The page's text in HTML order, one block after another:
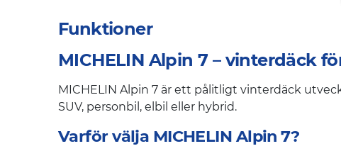
Funktioner
MICHELIN Alpin 7 – vinterdäck
MICHELIN Alpin 7 är ett pålitligt vinterdäck
SUV, personbil, elbil eller hybrid.
Varför välja MICHELIN Alpin 7?